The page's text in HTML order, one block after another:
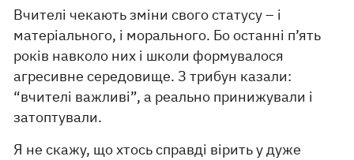
Вчителі чекають зміни свого статусу – і
матеріального, і морального. Бо останні п’ять
років навколо них і школи формувалося
агресивне середовище. З трибун казали:
“вчителі важливі”, а реально принижували і
затоптували.
Я не скажу, що хтось справді вірить у дуже